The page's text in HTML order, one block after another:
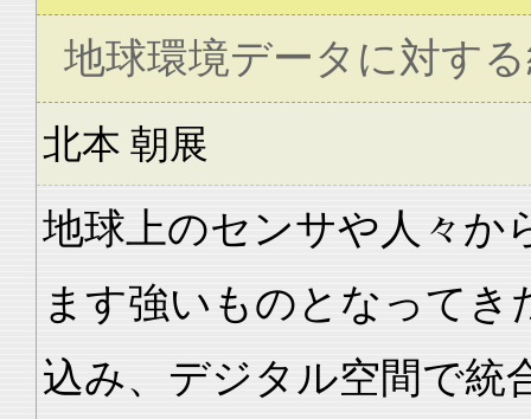
地球環境データに対す
北本 朝展
地球上のセンサや人々か
ます強いものとなって
込み、デジタル空間で統